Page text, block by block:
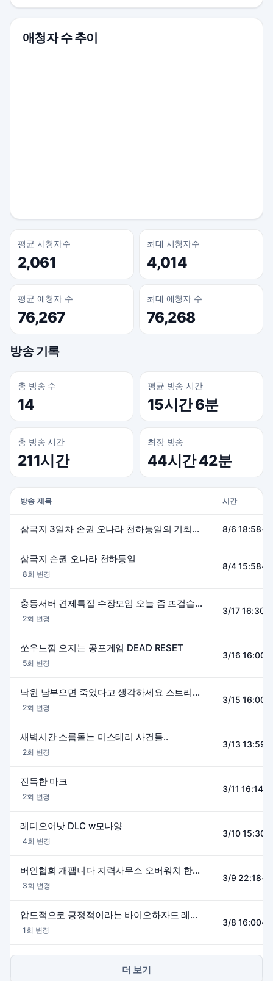
애청자 수 추이
평균 시청자수
2,061
최대 시청자수
4,014
평균 애청자 수
76,267
최대 애청자 수
76,268
방송 기록
총 방송 수
14
평균 방송 시간
15시간 6분
총 방송 시간
211시간
최장 방송
44시간 42분
방송 제목 시간
삼국지 3일차 손권 오나라 천하통일의 기회는올까 8/6
삼국지 손권 오나라 천하통일
8회 변경
8/4
충동서버 견제특집 수장모임 오늘 좀 뜨겁습니다
2회 변경
3/17
쏘우느낌 오지는 공포게임 DEAD RESET
5회 변경
3/16
낙원 남부오면 죽었다고 생각하세요 스트리머분들
2회 변경
3/15
새벽시간 소름돋는 미스테리 사건들..
2회 변경
3/13
진득한 마크
2회 변경
3/11
레디오어낫 DLC w모나양
4회 변경
3/10
버인협회 개팹니다 지력사무소 오버워치 한조출발
3회 변경
3/9
압도적으로 긍정적이라는 바이오하자드 레퀴엠 드디어합니다
1회 변경
3/8
더 보기